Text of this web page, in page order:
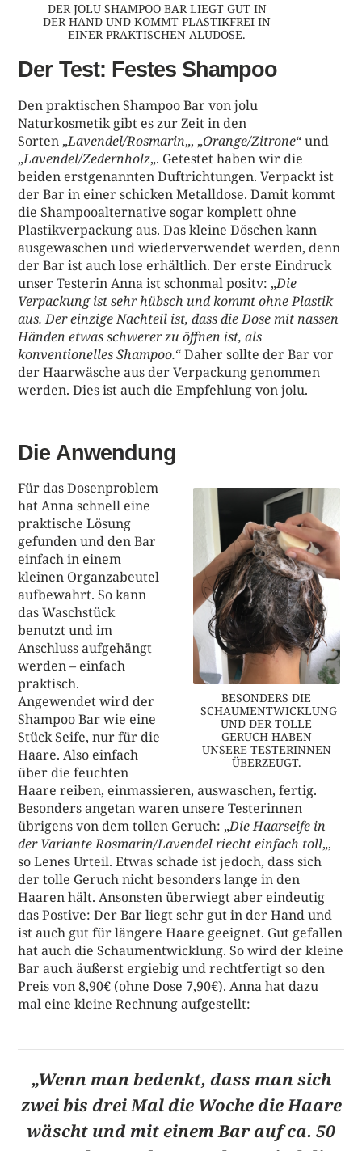
DER JOLU SHAMPOO BAR LIEGT GUT IN
DER HAND UND KOMMT PLASTIKFREI IN
EINER PRAKTISCHEN ALUDOSE.
Der Test: Festes Shampoo
Den praktischen Shampoo Bar von jolu
Naturkosmetik gibt es zur Zeit in den
Sorten „Lavendel/Rosmarin„, „Orange/Zitrone“ und
„Lavendel/Zedernholz„. Getestet haben wir die
beiden erstgenannten Duftrichtungen. Verpackt ist
der Bar in einer schicken Metalldose. Damit kommt
die Shampooalternative sogar komplett ohne
Plastikverpackung aus. Das kleine Döschen kann
ausgewaschen und wiederverwendet werden, denn
der Bar ist auch lose erhältlich. Der erste Eindruck
unser Testerin Anna ist schonmal positv: „Die
Verpackung ist sehr hübsch und kommt ohne Plastik
aus. Der einzige Nachteil ist, dass die Dose mit nassen
Händen etwas schwerer zu öffnen ist, als
konventionelles Shampoo.“ Daher sollte der Bar vor
der Haarwäsche aus der Verpackung genommen
werden. Dies ist auch die Empfehlung von jolu.
Die Anwendung
BESONDERS DIE
SCHAUMENTWICKLUNG
UND DER TOLLE
GERUCH HABEN
UNSERE TESTERINNEN
ÜBERZEUGT.
Für das Dosenproblem
hat Anna schnell eine
praktische Lösung
gefunden und den Bar
einfach in einem
kleinen Organzabeutel
aufbewahrt. So kann
das Waschstück
benutzt und im
Anschluss aufgehängt
werden – einfach
praktisch.
Angewendet wird der
Shampoo Bar wie eine
Stück Seife, nur für die
Haare. Also einfach
über die feuchten
Haare reiben, einmassieren, auswaschen, fertig.
Besonders angetan waren unsere Testerinnen
übrigens von dem tollen Geruch: „Die Haarseife in
der Variante Rosmarin/Lavendel riecht einfach toll„,
so Lenes Urteil. Etwas schade ist jedoch, dass sich
der tolle Geruch nicht besonders lange in den
Haaren hält. Ansonsten überwiegt aber eindeutig
das Postive: Der Bar liegt sehr gut in der Hand und
ist auch gut für längere Haare geeignet. Gut gefallen
hat auch die Schaumentwicklung. So wird der kleine
Bar auch äußerst ergiebig und rechtfertigt so den
Preis von 8,90€ (ohne Dose 7,90€). Anna hat dazu
mal eine kleine Rechnung aufgestellt:
„Wenn man bedenkt, dass man sich
zwei bis drei Mal die Woche die Haare
wäscht und mit einem Bar auf ca. 50